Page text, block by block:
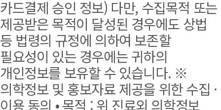
카드결제 승인 정보) 다만, 수집목적 또는
제공받은 목적이 달성된 경우에도 상법
등 법령의 규정에 의하여 보존할
필요성이 있는 경우에는 귀하의
개인정보를 보유할 수 있습니다. ※
의학정보 및 홍보자료 제공을 위한 수집 ·
이용 동의 • 목적 : 위 진료외 의학정보